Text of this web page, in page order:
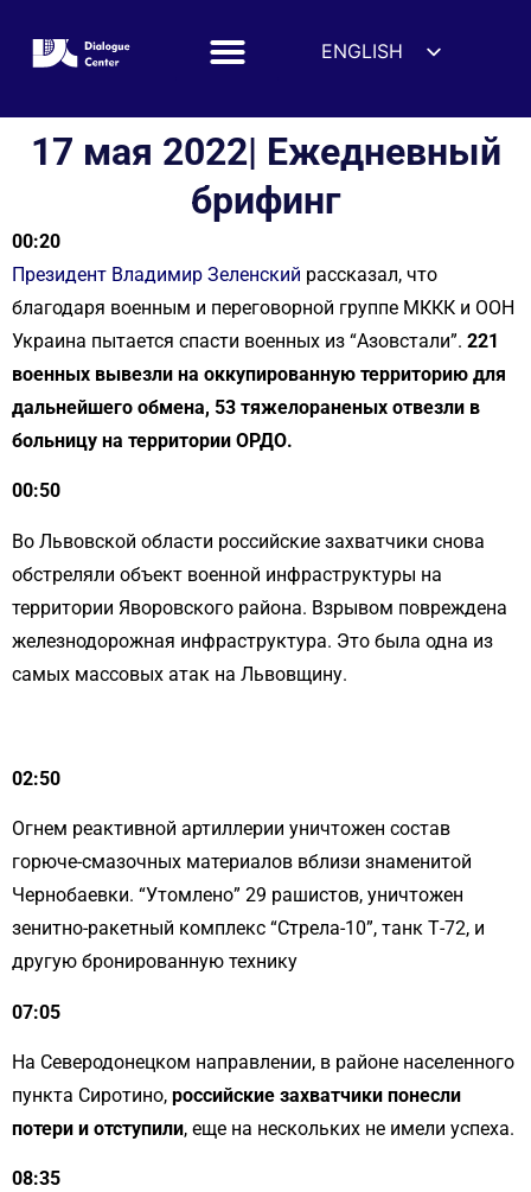
ENGLISH
FRANÇAIS
УКРАЇНСЬКА
हिन्दी
العربية
ITALIANO
17 мая 2022| Ежедневный
брифинг
00:20
Президент Владимир Зеленский рассказал, что
благодаря военным и переговорной группе МККК и ООН
Украина пытается спасти военных из “Азовстали”. 221
военных вывезли на оккупированную территорию для
дальнейшего обмена, 53 тяжелораненых отвезли в
больницу на территории ОРДО.
00:50
Во Львовской области российские захватчики снова
обстреляли объект военной инфраструктуры на
территории Яворовского района. Взрывом повреждена
железнодорожная инфраструктура. Это была одна из
самых массовых атак на Львовщину.
02:50
Огнем реактивной артиллерии уничтожен состав
горюче-смазочных материалов вблизи знаменитой
Чернобаевки. “Утомлено” 29 рашистов, уничтожен
зенитно-ракетный комплекс “Стрела-10”, танк Т-72, ​​и
другую бронированную технику
07:05
На Северодонецком направлении, в районе населенного
пункта Сиротино, российские захватчики понесли
потери и отступили, еще на нескольких не имели успеха.
08:35